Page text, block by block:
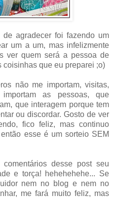
agradecer foi fazendo um
um a um, mas infelizmente
ver quem será a pessoa de
que eu preparei ;o)
não me importam, visitas,
as pessoas, que
que interagem porque tem
ou discordar. Gosto de ver
fico feliz, mas continuo
esse é um sorteio SEM
desse post seu
e torça! hehehehehe... Se
nem no blog e nem no
me fará muito feliz, mas